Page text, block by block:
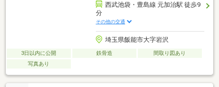
西武池袋・豊島線 元加治駅 徒歩9
分
その他の交通
埼玉県飯能市大字岩沢
3日以内に公開 鉄骨造
間取り図あり
写真あり